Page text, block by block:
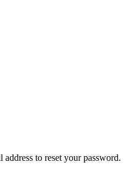
address to reset your password.